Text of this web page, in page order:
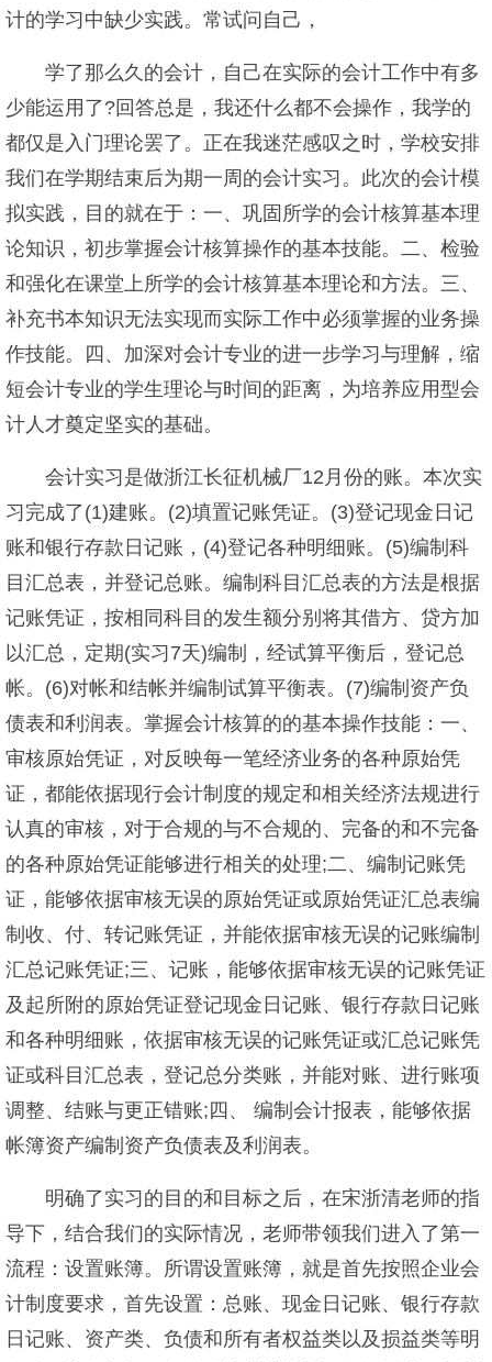
计的学习中缺少实践。常试问自己，
学了那么久的会计，自己在实际的会计工作中有多
少能运用了?回答总是，我还什么都不会操作，我学的
都仅是入门理论罢了。正在我迷茫感叹之时，学校安排
我们在学期结束后为期一周的会计实习。此次的会计模
拟实践，目的就在于：一、巩固所学的会计核算基本理
论知识，初步掌握会计核算操作的基本技能。二、检验
和强化在课堂上所学的会计核算基本理论和方法。三、
补充书本知识无法实现而实际工作中必须掌握的业务操
作技能。四、加深对会计专业的进一步学习与理解，缩
短会计专业的学生理论与时间的距离，为培养应用型会
计人才奠定坚实的基础。
会计实习是做浙江长征机械厂12月份的账。本次实
习完成了(1)建账。(2)填置记账凭证。(3)登记现金日记
账和银行存款日记账，(4)登记各种明细账。(5)编制科
目汇总表，并登记总账。编制科目汇总表的方法是根据
记账凭证，按相同科目的发生额分别将其借方、贷方加
以汇总，定期(实习7天)编制，经试算平衡后，登记总
帐。(6)对帐和结帐并编制试算平衡表。(7)编制资产负
债表和利润表。掌握会计核算的的基本操作技能：一、
审核原始凭证，对反映每一笔经济业务的各种原始凭
证，都能依据现行会计制度的规定和相关经济法规进行
认真的审核，对于合规的与不合规的、完备的和不完备
的各种原始凭证能够进行相关的处理;二、编制记账凭
证，能够依据审核无误的原始凭证或原始凭证汇总表编
制收、付、转记账凭证，并能依据审核无误的记账编制
汇总记账凭证;三、记账，能够依据审核无误的记账凭证
及起所附的原始凭证登记现金日记账、银行存款日记账
和各种明细账，依据审核无误的记账凭证或汇总记账凭
证或科目汇总表，登记总分类账，并能对账、进行账项
调整、结账与更正错账;四、 编制会计报表，能够依据
帐簿资产编制资产负债表及利润表。
明确了实习的目的和目标之后，在宋浙清老师的指
导下，结合我们的实际情况，老师带领我们进入了第一
流程：设置账簿。所谓设置账簿，就是首先按照企业会
计制度要求，首先设置：总账、现金日记账、银行存款
日记账、资产类、负债和所有者权益类以及损益类等明